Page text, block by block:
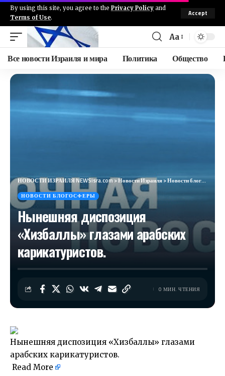
By using this site, you agree to the Privacy Policy and
Terms of Use.
Accept
Aa
Все новости Израиля и мира Политика Общество
НОВОСТИ ИЗРАИЛЯ NEWSisra.com>Новости Израиля>Новости блогосферы
НОВОСТИ БЛОГОСФЕРЫ
Нынешняя диспозиция
«Хизбаллы» глазами арабских
карикатуристов.
0 МИН. ЧТЕНИЯ
Нынешняя диспозиция «Хизбаллы» глазами
арабских карикатуристов.
Read More